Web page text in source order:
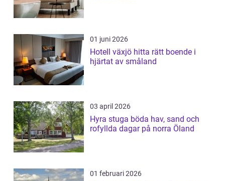
01 juni 2026
Hotell växjö hitta rätt boende i
hjärtat av småland
03 april 2026
Hyra stuga böda hav, sand och
rofyllda dagar på norra Öland
01 februari 2026